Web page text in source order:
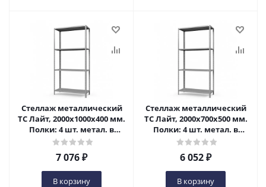
Стеллаж металлический
ТС Лайт, 2000x1000x400 мм.
Полки: 4 шт. метал. в
Пензе
7 076₽
В корзину
Стеллаж металлический
ТС Лайт, 2000x700x500 мм.
Полки: 4 шт. метал. в
Пензе
6 052₽
В корзину